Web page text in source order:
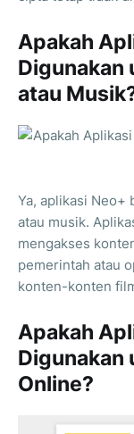
Apakah
Digunakan
atau
Ya, aplikasi Neo+
atau musik.
mengakses
pemerintah atau
konten-konten
Apakah
Digunakan
Online?